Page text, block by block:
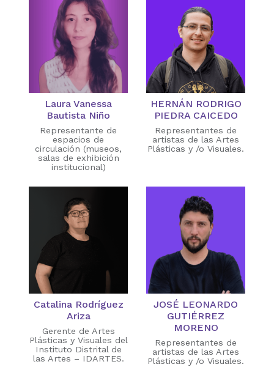
Laura Vanessa
Bautista Niño
Representante de
espacios de
circulación (museos,
salas de exhibición
institucional)
HERNÁN RODRIGO
PIEDRA CAICEDO
Representantes de
artistas de las Artes
Plásticas y /o Visuales.
Catalina Rodríguez
Ariza
Gerente de Artes
Plásticas y Visuales del
Instituto Distrital de
las Artes – IDARTES.
JOSÉ LEONARDO
GUTIÉRREZ
MORENO
Representantes de
artistas de las Artes
Plásticas y /o Visuales.